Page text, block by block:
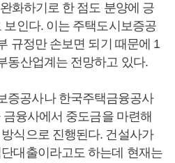
화하기로 한 점도 분양에 긍
인다. 이는 주택도시보증공
규정만 손보면 되기 때문에 1
동산업계는 전망하고 있다.
증공사나 한국주택금융공사
융사에서 중도금을 마련해
식으로 진행된다. 건설사가
대출이라고도 하는데 현재는